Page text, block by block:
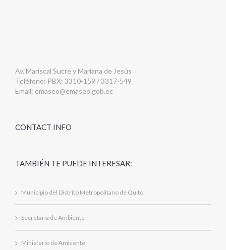
Av. Mariscal Sucre y Mariana de Jesús
Teléfono: PBX: 3310-159 / 3317-549
Email: emaseo@emaseo.gob.ec
CONTACT INFO
TAMBIÉN TE PUEDE INTERESAR:
Municipio del Distrito Metropolitano de Quito
Secretaría de Ambiente
Ministerio de Ambiente